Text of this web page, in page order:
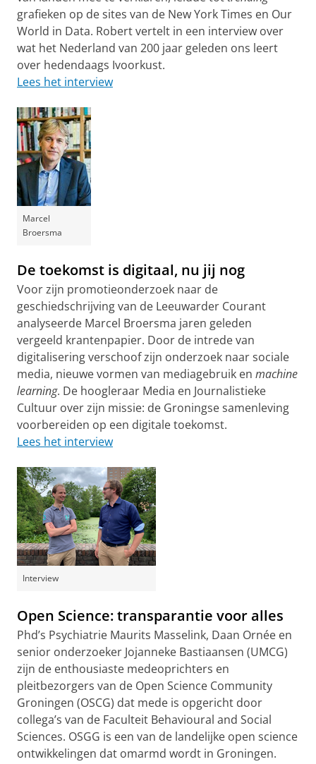
grafieken op de sites van de New York Times en Our
World in Data. Robert vertelt in een interview over
wat het Nederland van 200 jaar geleden ons leert
over hedendaags Ivoorkust.
Lees het interview
Marcel
Broersma
De toekomst is digitaal, nu jij nog
Voor zijn promotieonderzoek naar de
geschiedschrijving van de Leeuwarder Courant
analyseerde Marcel Broersma jaren geleden
vergeeld krantenpapier. Door de intrede van
digitalisering verschoof zijn onderzoek naar sociale
media, nieuwe vormen van mediagebruik en machine
learning. De hoogleraar Media en Journalistieke
Cultuur over zijn missie: de Groningse samenleving
voorbereiden op een digitale toekomst.
Lees het interview
Interview
Open Science: transparantie voor alles
Phd’s Psychiatrie Maurits Masselink, Daan Ornée en
senior onderzoeker Jojanneke Bastiaansen (UMCG)
zijn de enthousiaste medeoprichters en
pleitbezorgers van de Open Science Community
Groningen (OSCG) dat mede is opgericht door
collega’s van de Faculteit Behavioural and Social
Sciences. OSGG is een van de landelijke open science
ontwikkelingen dat omarmd wordt in Groningen.